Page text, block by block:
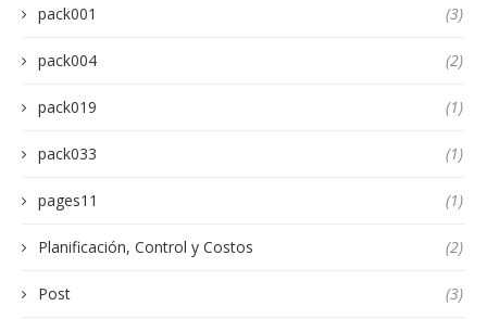
pack001 (3)
pack004 (2)
pack019 (1)
pack033 (1)
pages11 (1)
Planificación, Control y Costos (2)
Post (3)